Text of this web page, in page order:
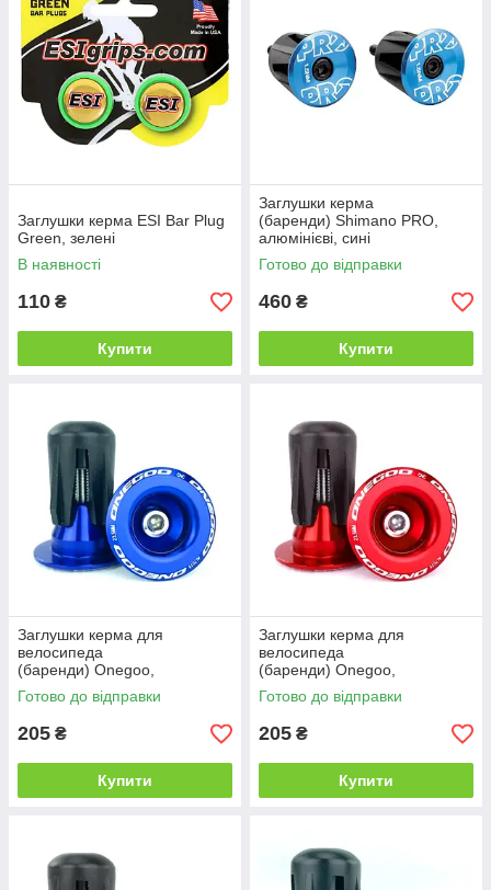
Заглушки керма ESI Bar Plug
Green, зелені
В наявності
110 ₴
Купити
Заглушки керма
(баренди) Shimano PRO,
алюмінієві, сині
Готово до відправки
460 ₴
Купити
Заглушки керма для
велосипеда
(баренди) Onegoo,
алюмінієві, сині
Готово до відправки
205 ₴
Купити
Заглушки керма для
велосипеда
(баренди) Onegoo,
алюмінієві, червоні
Готово до відправки
205 ₴
Купити